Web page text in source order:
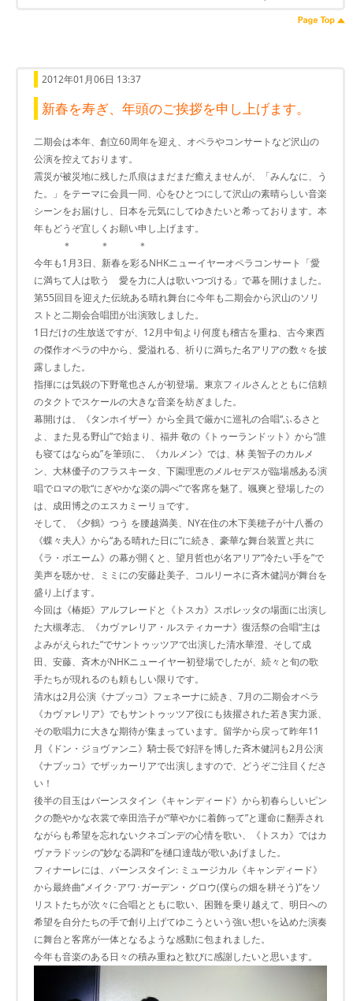
2012年01月06日 13:37
新春を寿ぎ、年頭のご挨拶を申し上げます。
二期会は本年、創立60周年を迎え、オペラやコンサートなど沢山の
公演を控えております。
震災が被災地に残した爪痕はまだまだ癒えませんが、「みんなに、う
た。」をテーマに会員一同、心をひとつにして沢山の素晴らしい音楽
シーンをお届けし、日本を元気にしてゆきたいと希っております。本
年もどうぞ宜しくお願い申し上げます。
＊ ＊ ＊
今年も1月3日、新春を彩るNHKニューイヤーオペラコンサート「愛
に満ちて人は歌う 愛を力に人は歌いつづける」で幕を開けました。
第55回目を迎えた伝統ある晴れ舞台に今年も二期会から沢山のソリ
ストと二期会合唱団が出演致しました。
1日だけの生放送ですが、12月中旬より何度も稽古を重ね、古今東西
の傑作オペラの中から、愛溢れる、祈りに満ちた名アリアの数々を披
露しました。
指揮には気鋭の下野竜也さんが初登場。東京フィルさんとともに信頼
のタクトでスケールの大きな音楽を紡ぎました。
幕開けは、《タンホイザー》から全員で厳かに巡礼の合唱“ふるさと
よ、また見る野山”で始まり、福井 敬の《トゥーランドット》から“誰
も寝てはならぬ”を筆頭に、《カルメン》では、林 美智子のカルメ
ン、大林優子のフラスキータ、下園理恵のメルセデスが臨場感ある演
唱でロマの歌“にぎやかな楽の調べ”で客席を魅了。颯爽と登場したの
は、成田博之のエスカミーリョです。
そして、《夕鶴》つう を腰越満美、NY在住の木下美穂子が十八番の
《蝶々夫人》から“ある晴れた日に”に続き、豪華な舞台装置と共に
《ラ・ボエーム》の幕が開くと、望月哲也が名アリア“冷たい手を”で
美声を聴かせ、ミミにの安藤赴美子、コルリーネに斉木健詞が舞台を
盛り上げます。
今回は《椿姫》アルフレードと《トスカ》スポレッタの場面に出演し
た大槻孝志、《カヴァレリア・ルスティカーナ》復活祭の合唱“主は
よみがえられた”でサントゥッツアで出演した清水華澄、そして成
田、安藤、斉木がNHKニューイヤー初登場でしたが、続々と旬の歌
手たちが現れるのも頼もしい限りです。
清水は2月公演《ナブッコ》フェネーナに続き、7月の二期会オペラ
《カヴァレリア》でもサントゥッツア役にも抜擢された若き実力派、
その歌唱力に大きな期待が集まっています。留学から戻って昨年11
月《ドン・ジョヴァンニ》騎士長で好評を博した斉木健詞も2月公演
《ナブッコ》でザッカーリアで出演しますので、どうぞご注目くださ
い！
後半の目玉はバーンスタイン《キャンディード》から初春らしいピン
クの艶やかな衣裳で幸田浩子が“華やかに着飾って”と運命に翻弄され
ながらも希望を忘れないクネゴンデの心情を歌い、《トスカ》ではカ
ヴァラドッシの“妙なる調和”を樋口達哉が歌いあげました。
フィナーレには、バーンスタイン: ミュージカル《キャンディード》
から最終曲“メイク･アワ･ガーデン・グロウ(僕らの畑を耕そう)”をソ
リストたちが次々に合唱とともに歌い、困難を乗り越えて、明日への
希望を自分たちの手で創り上げてゆこうという強い想いを込めた演奏
に舞台と客席が一体となるような感動に包まれました。
今年も音楽のある日々の積み重ねと歓びに感謝したいと思います。